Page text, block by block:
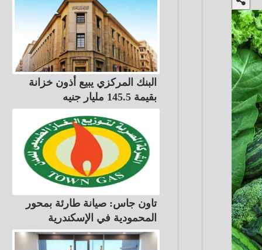
البنك المركزي يبيع أذون خزانة
بقيمة 145.5 مليار جنيه
تاون جاس: صيانة طارئة بمحور
المحمودية في الإسكندرية